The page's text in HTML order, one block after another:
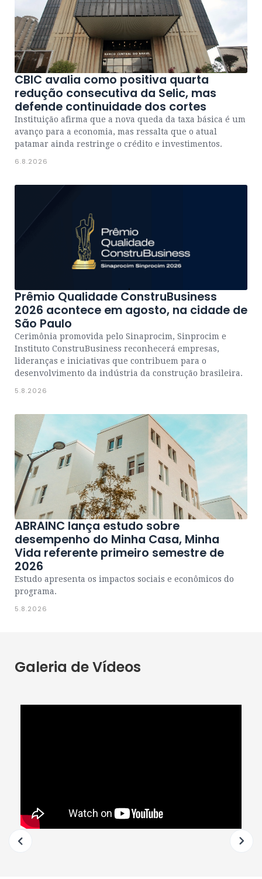
CBIC avalia como positiva quarta
redução consecutiva da Selic, mas
defende continuidade dos cortes
Instituição afirma que a nova queda da taxa básica é um
avanço para a economia, mas ressalta que o atual
patamar ainda restringe o crédito e investimentos.
6.8.2026
Prêmio Qualidade ConstruBusiness
2026 acontece em agosto, na cidade de
São Paulo
Cerimônia promovida pelo Sinaprocim, Sinprocim e
Instituto ConstruBusiness reconhecerá empresas,
lideranças e iniciativas que contribuem para o
desenvolvimento da indústria da construção brasileira.
5.8.2026
ABRAINC lança estudo sobre
desempenho do Minha Casa, Minha
Vida referente primeiro semestre de
2026
Estudo apresenta os impactos sociais e econômicos do
programa.
5.8.2026
Galeria de Vídeos